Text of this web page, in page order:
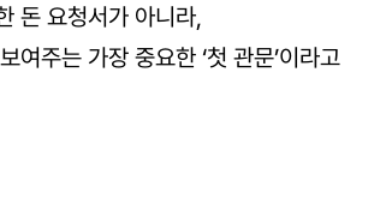
돈 요청서가 아니라,
여주는 가장 중요한 ‘첫 관문’이라고